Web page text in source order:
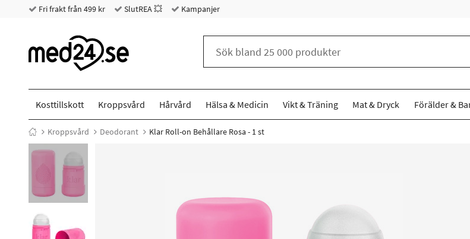
Fri frakt från 499 kr SlutREA 💥 Kampanjer
Kosttillskott Kroppsvård Hårvård Hälsa & Medicin Vikt & Träning Mat & Dryck Förälder &
Kroppsvård Deodorant Klar Roll-on Behållare Rosa - 1 st